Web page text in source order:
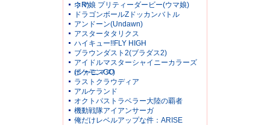
ネR)
ウマ娘 プリティーダービー(ウマ娘)
ドラゴンボールZドッカンバトル
アンドーン(Undawn)
アスタータタリクス
ハイキュー!!FLY HIGH
ブラウンダスト2(ブラダス2)
アイドルマスターシャイニーカラーズ
(シャニマス)
ポケモンGO
ラストクラウディア
アルケランド
オクトパストラベラー大陸の覇者
機動戦隊アイアンサーガ
俺だけレベルアップな件：ARISE